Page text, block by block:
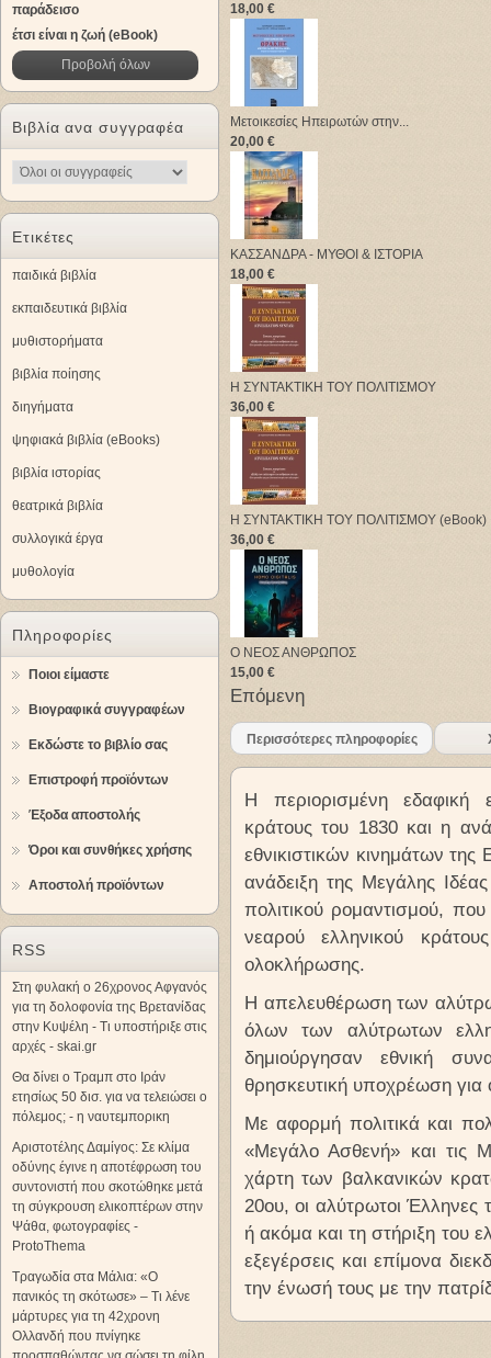
παράδεισο
έτσι είναι η ζωή (eBook)
Προβολή όλων
Βιβλία ανα συγγραφέα
Ετικέτες
παιδικά βιβλία
εκπαιδευτικά βιβλία
μυθιστορήματα
βιβλία ποίησης
διηγήματα
ψηφιακά βιβλία (eBooks)
βιβλία ιστορίας
θεατρικά βιβλία
συλλογικά έργα
μυθολογία
Πληροφορίες
Ποιοι είμαστε
Βιογραφικά συγγραφέων
Εκδώστε το βιβλίο σας
Επιστροφή προϊόντων
Έξοδα αποστολής
Όροι και συνθήκες χρήσης
Αποστολή προϊόντων
RSS
Στη φυλακή ο 26χρονος Αφγανός
για τη δολοφονία της Βρετανίδας
στην Κυψέλη - Τι υποστήριξε στις
αρχές - skai.gr
Θα δίνει ο Τραμπ στο Ιράν
ετησίως 50 δισ. για να τελειώσει ο
πόλεμος; - η ναυτεμπορικη
Αριστοτέλης Δαμίγος: Σε κλίμα
οδύνης έγινε η αποτέφρωση του
συντονιστή που σκοτώθηκε μετά
τη σύγκρουση ελικοπτέρων στην
Ψάθα, φωτογραφίες -
ProtoThema
Τραγωδία στα Μάλια: «Ο
πανικός τη σκότωσε» – Τι λένε
μάρτυρες για τη 42χρονη
Ολλανδή που πνίγηκε
18,00 €
Μετοικεσίες Ηπειρωτών στην...
20,00 €
ΚΑΣΣΑΝΔΡΑ - ΜΥΘΟΙ & ΙΣΤΟΡΙΑ
18,00 €
Η ΣΥΝΤΑΚΤΙΚΗ ΤΟΥ ΠΟΛΙΤΙΣΜΟΥ
36,00 €
Η ΣΥΝΤΑΚΤΙΚΗ ΤΟΥ ΠΟΛΙΤΙΣΜΟΥ (eBook)
36,00 €
Ο ΝΕΟΣ ΑΝΘΡΩΠΟΣ
15,00 €
Επόμενη
Περισσότερες πληροφορίες
Η περιορισμένη εδαφική
κράτους του 1830 και η
εθνικιστικών κινημάτων
ανάδειξη της Μεγάλης
πολιτικού ρομαντισμού, που
νεαρού ελληνικού
ολοκλήρωσης.
Η απελευθέρωση των
όλων των αλύτρωτων
δημιούργησαν εθνική
θρησκευτική υποχρέωση για
Με αφορμή πολιτικά και
«Μεγάλο Ασθενή» και τις
χάρτη των βαλκανικών
20ου, οι αλύτρωτοι Έλληνες
ή ακόμα και τη στήριξη του
εξεγέρσεις και επίμονα
την ένωσή τους με την